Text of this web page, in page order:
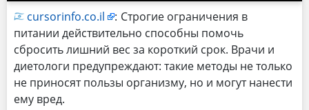
cursorinfo.co.il : Строгие ограничения в
питании действительно способны помочь
сбросить лишний вес за короткий срок. Врачи и
диетологи предупреждают: такие методы не только
не приносят пользы организму, но и могут нанести
ему вред.